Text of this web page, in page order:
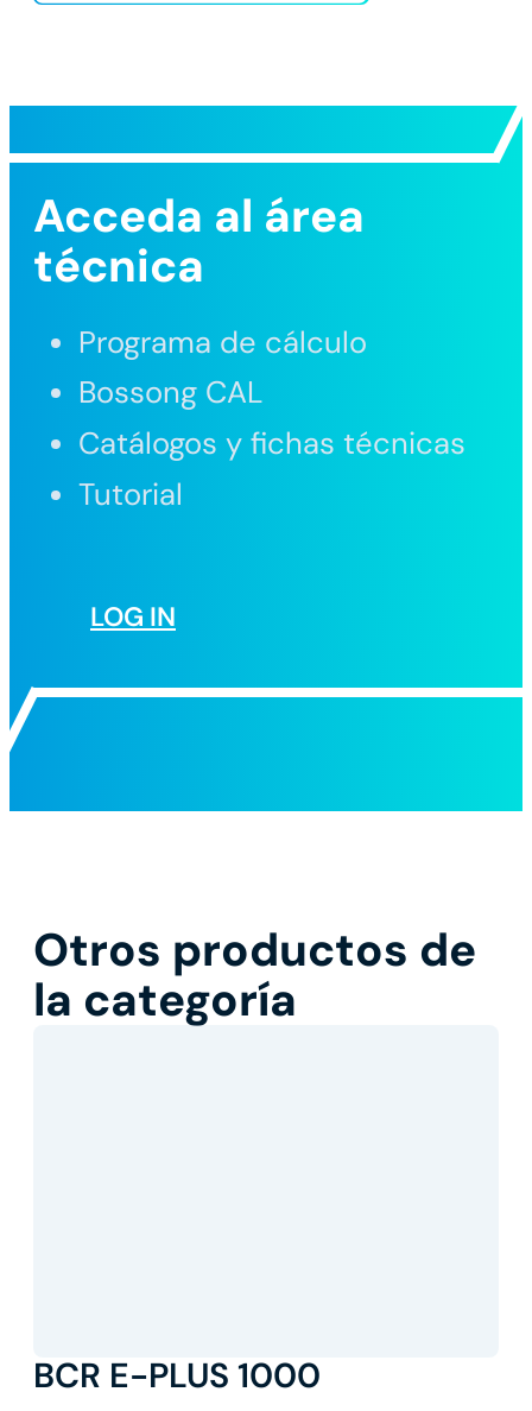
Acceda al área
técnica
Programa de cálculo
Bossong CAL
Catálogos y fichas técnicas
Tutorial
LOG IN
Otros productos de
la categoría
BCR E-PLUS 1000